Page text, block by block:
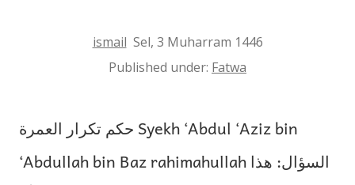
ismail Sel, 3 Muharram 1446
Published under: Fatwa
حكم تكرار العمرة Syekh ‘Abdul ‘Aziz bin
‘Abdullah bin Baz rahimahullah السؤال: هذا